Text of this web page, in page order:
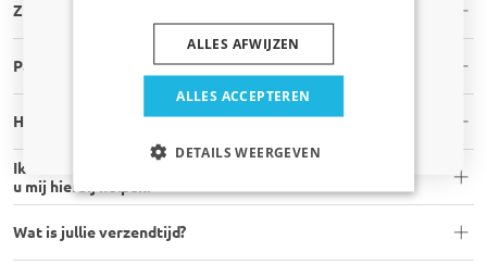
Zijn de hondenbenches op voorraad?
Past de hondenbench in mijn auto?
Hoe weet ik of mijn hond in de hondenbench past?
Ik heb moeite met het monteren van de hondenbench. Kunt
u mij hierbij helpen?
Wat is jullie verzendtijd?
Huisdier
ALLES ACCEPTEREN
ALLES AFWIJZEN
DETAILS WEERGEVEN